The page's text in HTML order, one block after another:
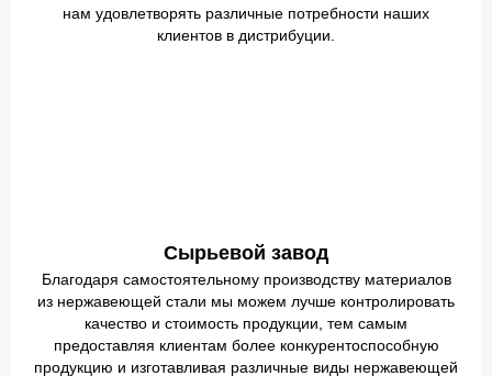
нам удовлетворять различные потребности наших
клиентов в дистрибуции.
Сырьевой завод
Благодаря самостоятельному производству материалов
из нержавеющей стали мы можем лучше контролировать
качество и стоимость продукции, тем самым
предоставляя клиентам более конкурентоспособную
продукцию и изготавливая различные виды нержавеющей